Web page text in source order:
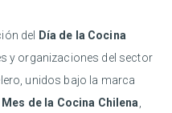
del
Día de la Cocina
y organizaciones del sector
unidos bajo la marca
Mes de la Cocina Chilena